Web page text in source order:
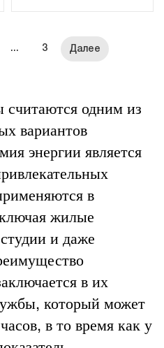
... 3
одним из
вариантов
энергии является
в
жилые
и даже
в их
который может
в то время как у